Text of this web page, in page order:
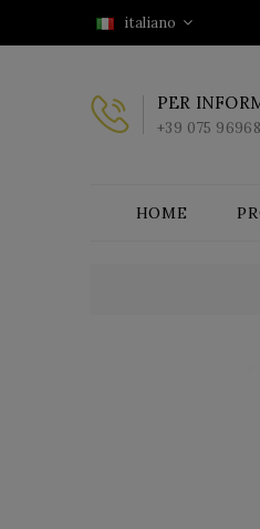
italiano
PER
+39 075
HOME